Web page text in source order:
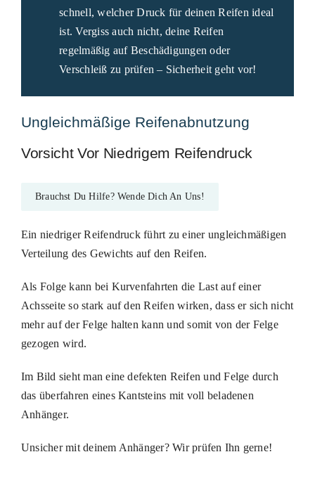
schnell, welcher Druck für deinen Reifen ideal
ist. Vergiss auch nicht, deine Reifen
regelmäßig auf Beschädigungen oder
Verschleiß zu prüfen – Sicherheit geht vor!
Ungleichmäßige Reifenabnutzung
Vorsicht Vor Niedrigem Reifendruck
Brauchst Du Hilfe? Wende Dich An Uns!
Ein niedriger Reifendruck führt zu einer ungleichmäßigen
Verteilung des Gewichts auf den Reifen.
Als Folge kann bei Kurvenfahrten die Last auf einer
Achsseite so stark auf den Reifen wirken, dass er sich nicht
mehr auf der Felge halten kann und somit von der Felge
gezogen wird.
Im Bild sieht man eine defekten Reifen und Felge durch
das überfahren eines Kantsteins mit voll beladenen
Anhänger.
Unsicher mit deinem Anhänger? Wir prüfen Ihn gerne!